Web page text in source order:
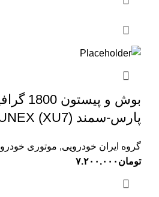
پارس-سمند (XU7) SUNEX سانکس
گروه ایران خودرویی, موتوری خودرو
تومان ۷.۲۰۰.۰۰۰